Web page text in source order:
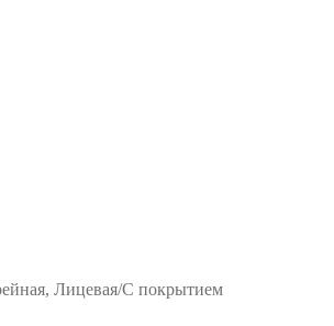
Лицевая/С покрытием